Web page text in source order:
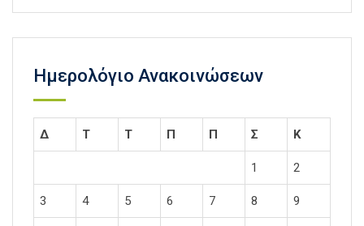
Ημερολόγιο Ανακοινώσεων
Δ Τ Τ Π Π Σ Κ
1 2
3 4 5 6 7 8 9